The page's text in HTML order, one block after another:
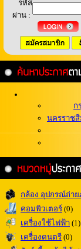
รหัส
ผ่าน :
ก
นครราชสี
กล้อง อุปกรณ์ถ่าย
คอมพิวเตอร์ (0)
เครื่องใช้ไฟฟ้า (1)
เครื่องดนตรี (0)